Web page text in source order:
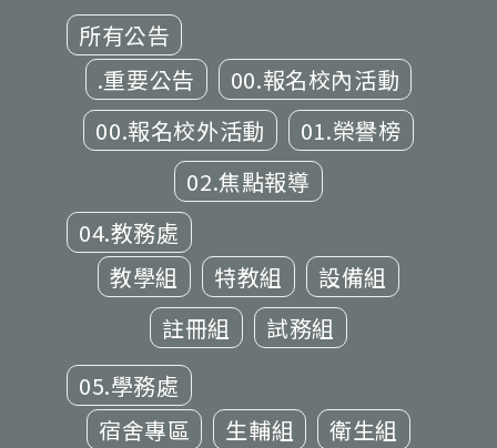
所有公告
.重要公告
00.報名校內活動
00.報名校外活動
01.榮譽榜
02.焦點報導
04.教務處
教學組
特教組
設備組
註冊組
試務組
05.學務處
宿舍專區
生輔組 衛生組